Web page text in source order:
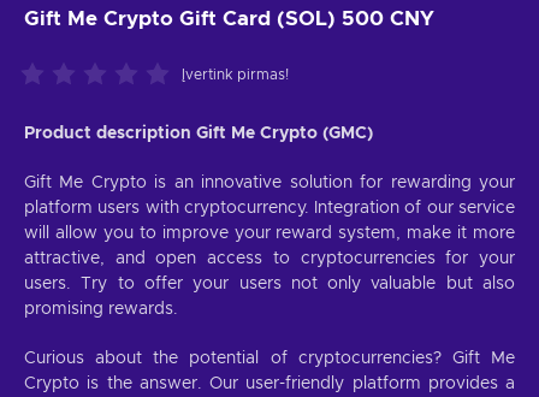
Gift Me Crypto Gift Card (SOL) 500 CNY
Įvertink pirmas!
Product description Gift Me Crypto (GMC)
Gift Me Crypto is an innovative solution for rewarding your
platform users with cryptocurrency. Integration of our service
will allow you to improve your reward system, make it more
attractive, and open access to cryptocurrencies for your
users. Try to offer your users not only valuable but also
promising rewards.
Curious about the potential of cryptocurrencies? Gift Me
Crypto is the answer. Our user-friendly platform provides a